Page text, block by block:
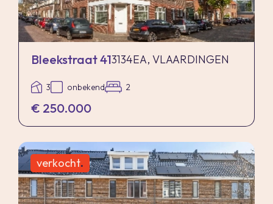
Bleekstraat 413134EA, VLAARDINGEN
3 onbekend 2
€ 250.000
verkocht.